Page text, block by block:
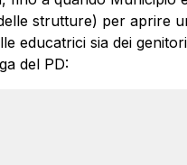
strutture) per aprire
educatrici sia dei
del PD: